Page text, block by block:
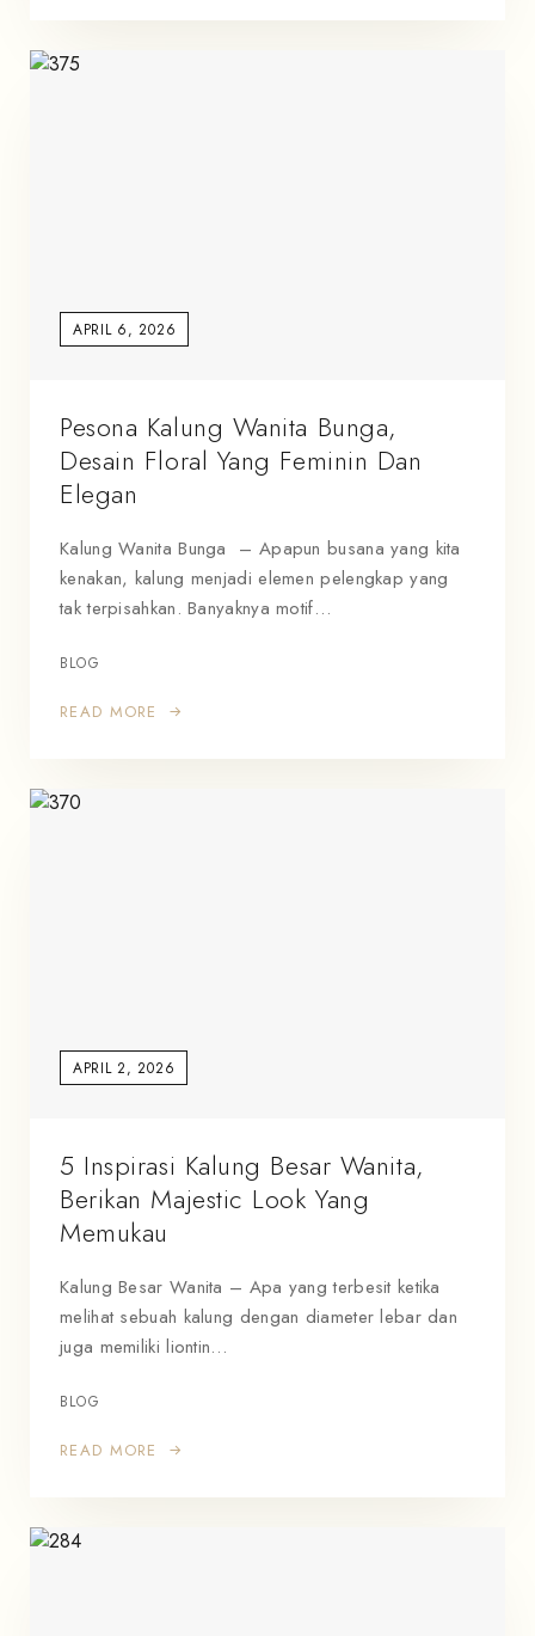
APRIL 6, 2026
Pesona Kalung Wanita Bunga,
Desain Floral Yang Feminin Dan
Elegan
Kalung Wanita Bunga – Apapun busana yang kita
kenakan, kalung menjadi elemen pelengkap yang
tak terpisahkan. Banyaknya motif…
BLOG
READ MORE
APRIL 2, 2026
5 Inspirasi Kalung Besar Wanita,
Berikan Majestic Look Yang
Memukau
Kalung Besar Wanita – Apa yang terbesit ketika
melihat sebuah kalung dengan diameter lebar dan
juga memiliki liontin…
BLOG
READ MORE